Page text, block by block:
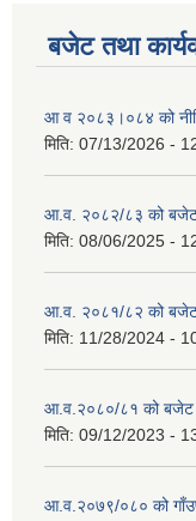
बजेट तथा
आ व २०८३।०८४ को
मिति: 07/13/2026 -
आ.व. २०८२/८३ को बजेट
मिति: 08/06/2025 -
आ.व. २०८१/८२ को बजेट
मिति: 11/28/2024 -
आ.व.२०८०/८१ को बजेट
मिति: 09/12/2023 -
आ.व.२०७९/०८० को